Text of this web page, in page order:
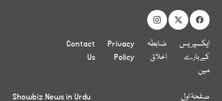
ایکسپریس
کے بارے
میں
ضابطہ
اخلاق
Privacy
Policy
Contact
Us
صفحۂ اول
Showbiz News in Urdu